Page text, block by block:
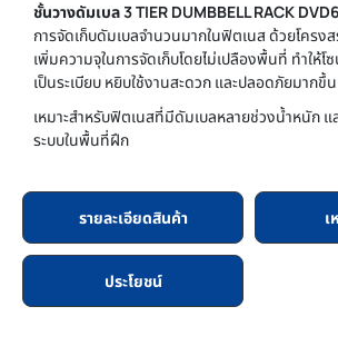
ชั้นวางดัมเบล 3 TIER DUMBBELL RACK
การจัดเก็บดัมเบลจำนวนมากในฟิตเนส ด้วยโครง
เพิ่มความจุในการจัดเก็บโดยไม่เปลืองพื้นที่ ทำให้
เป็นระเบียบ หยิบใช้งานสะดวก และปลอดภัยมากขึ้น
เหมาะสำหรับฟิตเนสที่มีดัมเบลหลายช่วงน้ำหนัก แ
ระบบในพื้นที่ฝึก
รายละเอียดสินค้า เ
ประโยชน์